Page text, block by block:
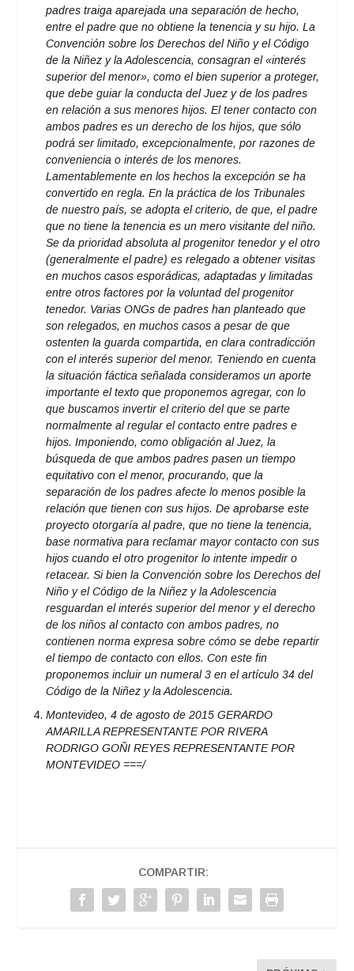
padres traiga aparejada una separación de hecho,
entre el padre que no obtiene la tenencia y su hijo. La
Convención sobre los Derechos del Niño y el Código
de la Niñez y la Adolescencia, consagran el «interés
superior del menor», como el bien superior a proteger,
que debe guiar la conducta del Juez y de los padres
en relación a sus menores hijos. El tener contacto con
ambos padres es un derecho de los hijos, que sólo
podrá ser limitado, excepcionalmente, por razones de
conveniencia o interés de los menores.
Lamentablemente en los hechos la excepción se ha
convertido en regla. En la práctica de los Tribunales
de nuestro país, se adopta el criterio, de que, el padre
que no tiene la tenencia es un mero visitante del niño.
Se da prioridad absoluta al progenitor tenedor y el otro
(generalmente el padre) es relegado a obtener visitas
en muchos casos esporádicas, adaptadas y limitadas
entre otros factores por la voluntad del progenitor
tenedor. Varias ONGs de padres han planteado que
son relegados, en muchos casos a pesar de que
ostenten la guarda compartida, en clara contradicción
con el interés superior del menor. Teniendo en cuenta
la situación fáctica señalada consideramos un aporte
importante el texto que proponemos agregar, con lo
que buscamos invertir el criterio del que se parte
normalmente al regular el contacto entre padres e
hijos. Imponiendo, como obligación al Juez, la
búsqueda de que ambos padres pasen un tiempo
equitativo con el menor, procurando, que la
separación de los padres afecte lo menos posible la
relación que tienen con sus hijos. De aprobarse este
proyecto otorgaría al padre, que no tiene la tenencia,
base normativa para reclamar mayor contacto con sus
hijos cuando el otro progenitor lo intente impedir o
retacear. Si bien la Convención sobre los Derechos del
Niño y el Código de la Niñez y la Adolescencia
resguardan el interés superior del menor y el derecho
de los niños al contacto con ambos padres, no
contienen norma expresa sobre cómo se debe repartir
el tiempo de contacto con ellos. Con este fin
proponemos incluir un numeral 3 en el artículo 34 del
Código de la Niñez y la Adolescencia.
Montevideo, 4 de agosto de 2015 GERARDO
AMARILLA REPRESENTANTE POR RIVERA
RODRIGO GOÑI REYES REPRESENTANTE POR
MONTEVIDEO ===/
COMPARTIR: